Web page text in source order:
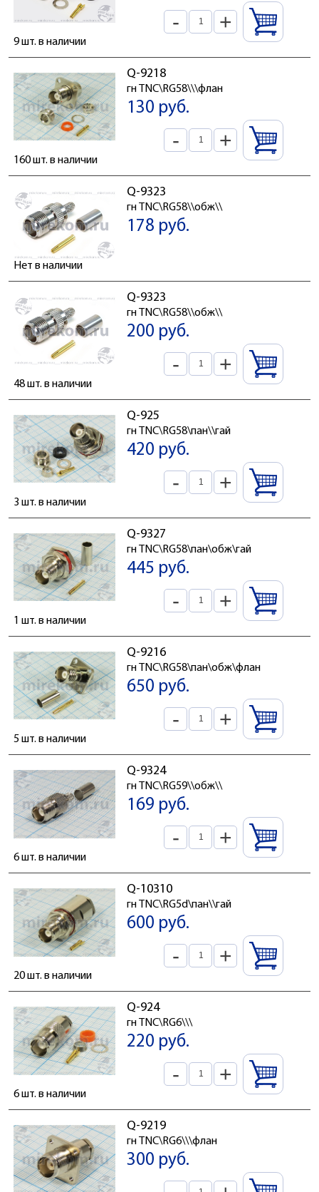
- +
9 шт. в наличии
Q-9218
гн TNC\RG58\\\флан
130 руб.
- +
160 шт. в наличии
Q-9323
гн TNC\RG58\\обж\\
178 руб.
Нет в наличии
Q-9323
гн TNC\RG58\\обж\\
200 руб.
- +
48 шт. в наличии
Q-925
гн TNC\RG58\пан\\гай
420 руб.
- +
3 шт. в наличии
Q-9327
гн TNC\RG58\пан\обж\гай
445 руб.
- +
1 шт. в наличии
Q-9216
гн TNC\RG58\пан\обж\флан
650 руб.
- +
5 шт. в наличии
Q-9324
гн TNC\RG59\\обж\\
169 руб.
- +
6 шт. в наличии
Q-10310
гн TNC\RG5d\пан\\гай
600 руб.
- +
20 шт. в наличии
Q-924
гн TNC\RG6\\\
220 руб.
- +
6 шт. в наличии
Q-9219
гн TNC\RG6\\\флан
300 руб.